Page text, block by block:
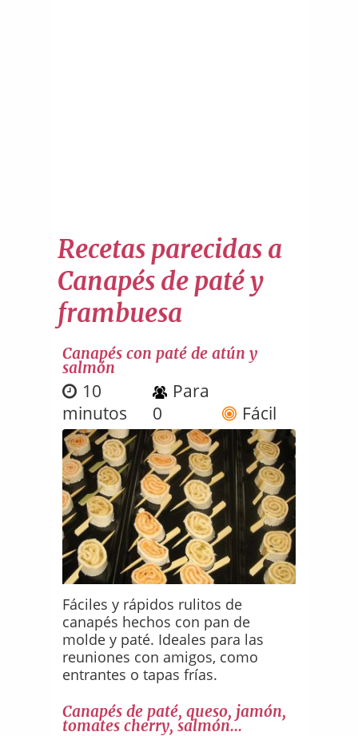
Recetas parecidas a
Canapés de paté y
frambuesa
Canapés con paté de atún y
salmón
10
minutos
Para
0
Fácil
Fáciles y rápidos rulitos de
canapés hechos con pan de
molde y paté. Ideales para las
reuniones con amigos, como
entrantes o tapas frías.
Canapés de paté, queso, jamón,
tomates cherry, salmón...